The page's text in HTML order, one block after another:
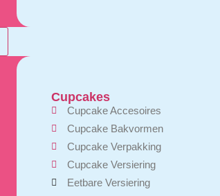
Cupcakes
Cupcake Accesoires
Cupcake Bakvormen
Cupcake Verpakking
Cupcake Versiering
Eetbare Versiering